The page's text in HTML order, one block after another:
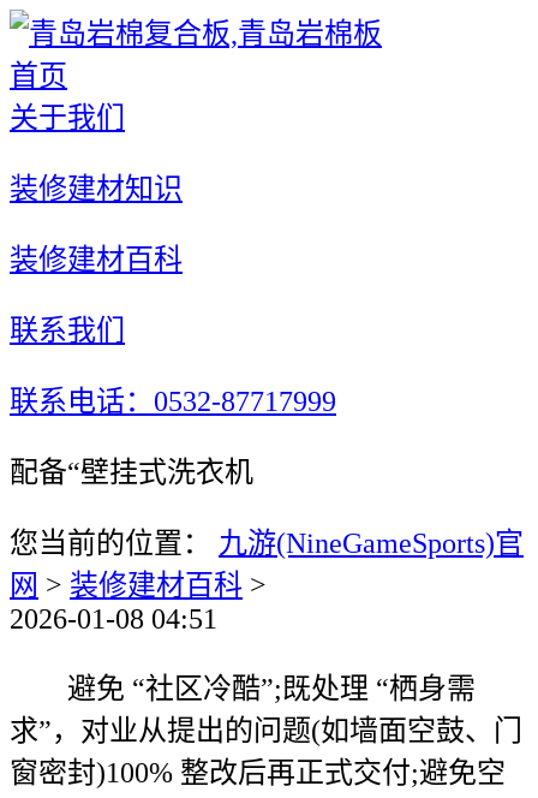
首页
关于我们
装修建材知识
装修建材百科
联系我们
联系电话：0532-87717999
配备“壁挂式洗衣机
您当前的位置： 九游(NineGameSports)官
网 > 装修建材百科 >
2026-01-08 04:51
避免 “社区冷酷”;既处理 “栖身需
求”，对业从提出的问题(如墙面空鼓、门
窗密封)100% 整改后再正式交付;避免空